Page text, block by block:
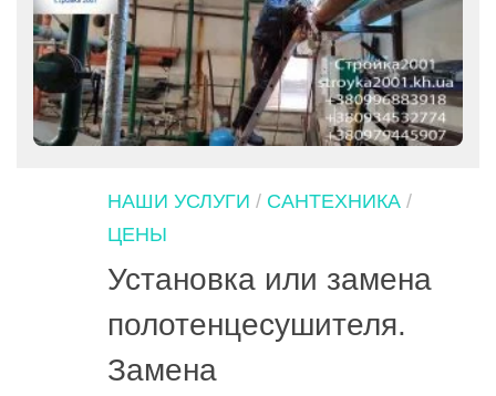
НАШИ УСЛУГИ / САНТЕХНИКА /
ЦЕНЫ
Установка или замена
полотенцесушителя.
Замена